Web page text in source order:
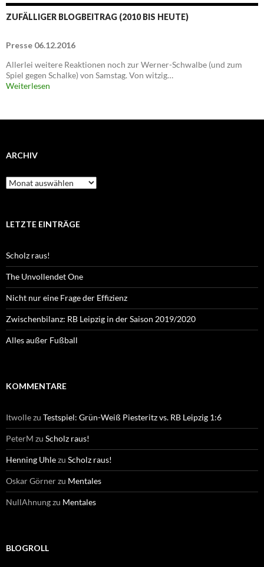
ZUFÄLLIGER BLOGBEITRAG (2010 BIS HEUTE)
Presse 06.12.2016
Allerlei weitere Reaktionen noch zur Werner-Schwalbe (und zum
Spiel gegen Schalke) von Samstag. Von witzig…
Weiterlesen
ARCHIV
Archiv
LETZTE EINTRÄGE
Scholz raus!
The Unvollendet One
Nicht nur eine Frage der Effizienz
Zwischenbilanz: RB Leipzig in der Saison 2019/2020
Alles außer Fußball
KOMMENTARE
Itwollezu Testspiel: Grün-Weiß Piesteritz vs. RB Leipzig 1:6
PeterM zu Scholz raus!
Henning Uhlezu Scholz raus!
Oskar Görnerzu Mentales
NullAhnungzu Mentales
BLOGROLL